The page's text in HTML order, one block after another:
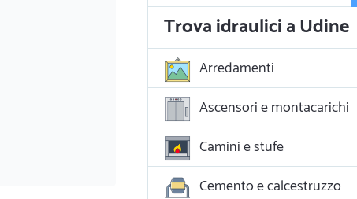
Trova idraulici a Udine
Arredamenti
Ascensori e montacarichi
Camini e stufe
Cemento e calcestruzzo